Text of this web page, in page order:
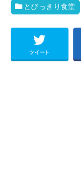
とびっきり食堂
ツイート